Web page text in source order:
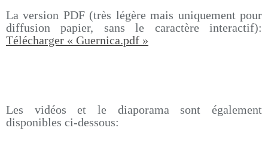
La version PDF (très légère mais uniquement pour
diffusion papier, sans le caractère interactif):
Télécharger « Guernica.pdf »
Les vidéos et le diaporama sont également
disponibles ci-dessous: